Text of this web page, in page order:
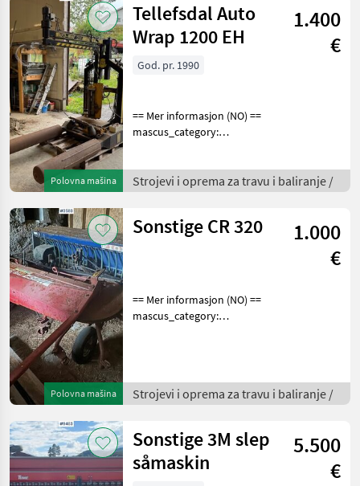
Polovna mašina
Tellefsdal Auto
Wrap 1200 EH
1.400
€
God. pr. 1990
== Mer informasjon (NO) ==
mascus_category:
upon request: 5681 See
en.landbrukssalg.no/5681
Strojevi i oprema za travu i baliranje /
Polovna mašina
Sonstige CR 320
1.000
€
== Mer informasjon (NO) ==
mascus_category:
en.landbrukssalg.no/3593
for more images Specif
Strojevi i oprema za travu i baliranje /
Sonstige 3M slep
såmaskin
5.500
€